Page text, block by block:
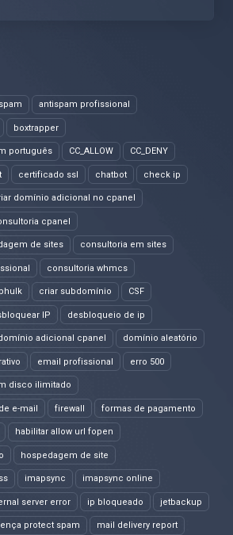
antispam profissional
boxtrapper
português CC_ALLOW CC_DENY
certificado ssl chatbot check ip
domínio adicional no cpanel
cpanel
de sites consultoria em sites
consultoria whmcs
criar subdomínio CSF
IP desbloqueio de ip
adicional cpanel domínio aleatório
email profissional erro 500
disco ilimitado
e-mail firewall formas de pagamento
habilitar allow url fopen
hospedagem de site
imapsync imapsync online
server error ip bloqueado jetbackup
protect spam mail delivery report